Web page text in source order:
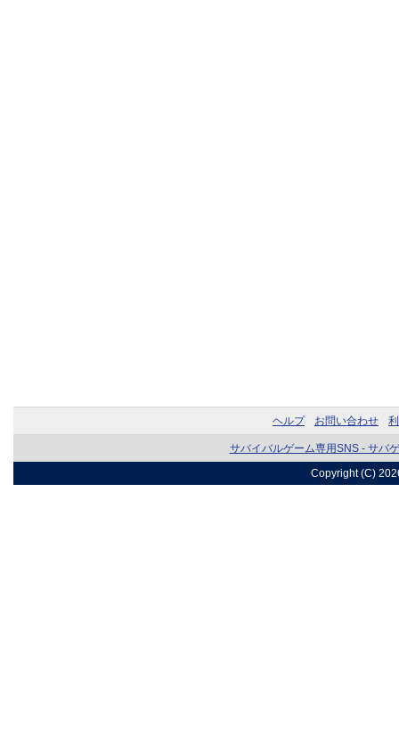
ヘルプ お問い合わせ
サバイバルゲーム専用SNS - サバ
Copyright (C)